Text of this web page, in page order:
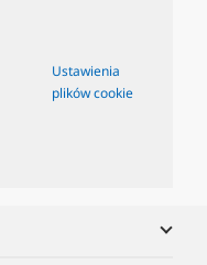
Ustawienia
plików cookie